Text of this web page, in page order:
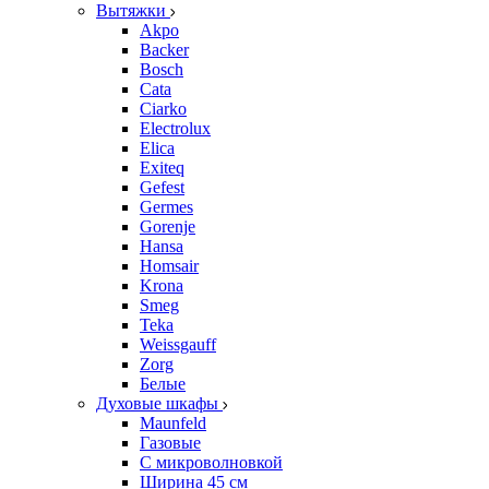
Вытяжки
Akpo
Backer
Bosch
Cata
Ciarko
Electrolux
Elica
Exiteq
Gefest
Germes
Gorenje
Hansa
Homsair
Krona
Smeg
Teka
Weissgauff
Zorg
Белые
Духовые шкафы
Maunfeld
Газовые
С микроволновкой
Ширина 45 см